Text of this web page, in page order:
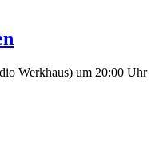
Werkhaus) um 20:00 Uhr